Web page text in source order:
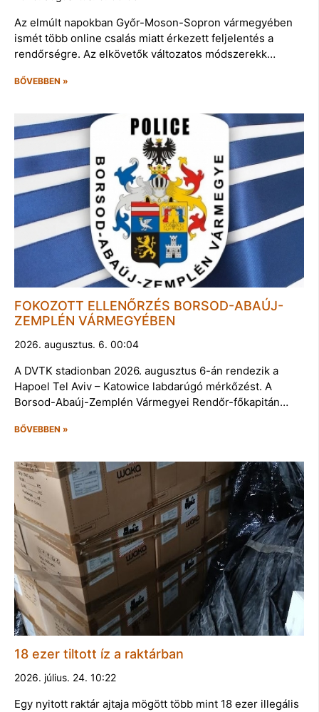
Az elmúlt napokban Győr-Moson-Sopron vármegyében
ismét több online csalás miatt érkezett feljelentés a
rendőrségre. Az elkövetők változatos módszerekk…
BŐVEBBEN »
FOKOZOTT ELLENŐRZÉS BORSOD-ABAÚJ-
ZEMPLÉN VÁRMEGYÉBEN
2026. augusztus. 6. 00:04
A DVTK stadionban 2026. augusztus 6-án rendezik a
Hapoel Tel Aviv – Katowice labdarúgó mérkőzést. A
Borsod-Abaúj-Zemplén Vármegyei Rendőr-főkapitán…
BŐVEBBEN »
18 ezer tiltott íz a raktárban
2026. július. 24. 10:22
Egy nyitott raktár ajtaja mögött több mint 18 ezer illegális